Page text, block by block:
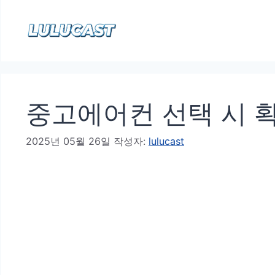
중고에어컨 선택 시
2025년 05월 26일 작성자: lulucast